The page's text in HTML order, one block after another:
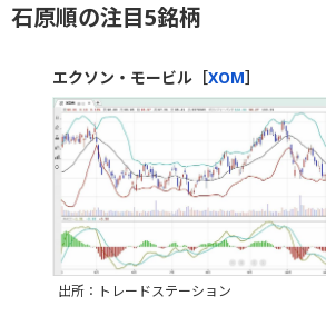
石原順の注目5銘柄
エクソン・モービル［XOM］
出所：トレードステーション